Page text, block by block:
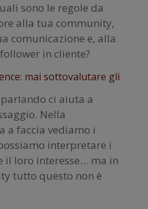
sono le regole da
alla tua community,
comunicazione e, alla
in cliente?
mai sottovalutare gli
ci aiuta a
Nella
a faccia vediamo i
interpretare i
il loro interesse… ma in
tutto questo non è